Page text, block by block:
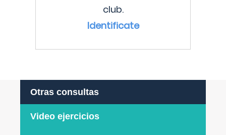
club.
Identificate
Otras consultas
Video ejercicios